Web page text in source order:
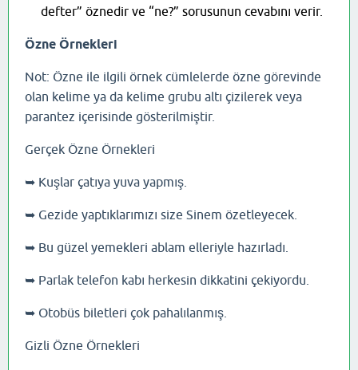
defter” öznedir ve “ne?” sorusunun cevabını verir.
Özne Örnekleri
Not: Özne ile ilgili örnek cümlelerde özne görevinde
olan kelime ya da kelime grubu altı çizilerek veya
parantez içerisinde gösterilmiştir.
Gerçek Özne Örnekleri
➥ Kuşlar çatıya yuva yapmış.
➥ Gezide yaptıklarımızı size Sinem özetleyecek.
➥ Bu güzel yemekleri ablam elleriyle hazırladı.
➥ Parlak telefon kabı herkesin dikkatini çekiyordu.
➥ Otobüs biletleri çok pahalılanmış.
Gizli Özne Örnekleri